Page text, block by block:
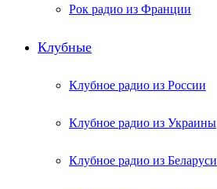
Рок радио из Франции
Клубные
Клубное радио из России
Клубное радио из Украины
Клубное радио из Беларуси